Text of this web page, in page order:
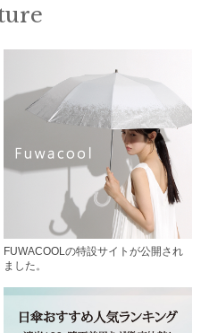
FUWACOOLの特設サイトが公開され
ました。